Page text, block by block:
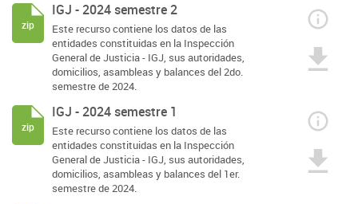
IGJ - 2024 semestre 2
Este recurso contiene los datos de las
entidades constituidas en la Inspección
General de Justicia - IGJ, sus autoridades,
domicilios, asambleas y balances del 2do.
semestre de 2024.
zip
IGJ - 2024 semestre 1
Este recurso contiene los datos de las
entidades constituidas en la Inspección
General de Justicia - IGJ, sus autoridades,
domicilios, asambleas y balances del 1er.
semestre de 2024.
zip